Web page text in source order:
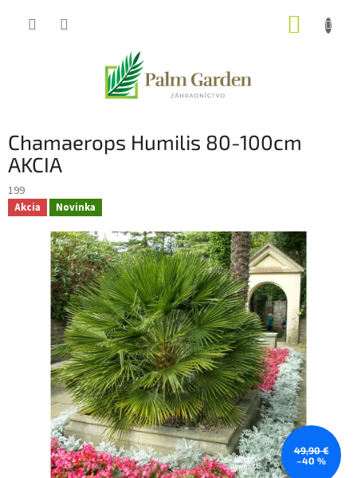
Chamaerops Humilis 80-100cm
AKCIA
199
Akcia Novinka
49,90 €
–40 %